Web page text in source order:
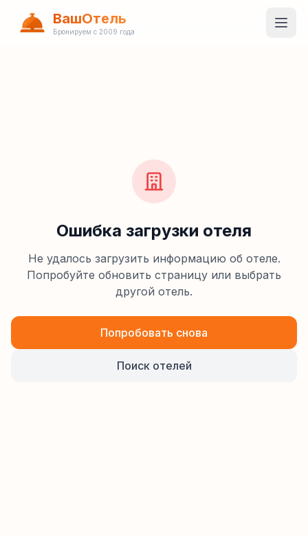
ВашОтель
Бронируем с 2009 года
Ошибка загрузки отеля
Не удалось загрузить информацию об отеле.
Попробуйте обновить страницу или выбрать
другой отель.
Попробовать снова
Поиск отелей